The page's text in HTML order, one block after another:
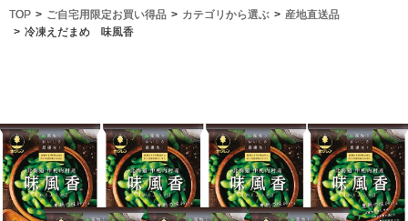
TOP ご自宅用限定お買い得品 カテゴリから選ぶ
産地直送品
冷凍えだまめ 味風香